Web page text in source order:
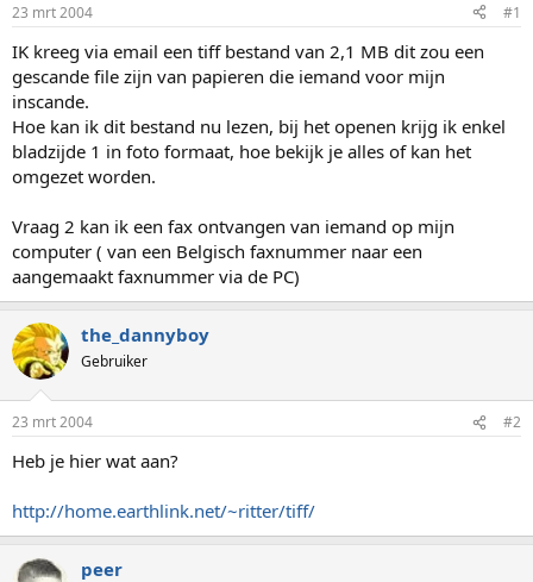
s
t
a
r
t
e
r
m
23 mrt 2004 #1
IK kreeg via email een tiff bestand van 2,1 MB dit zou een
gescande file zijn van papieren die iemand voor mijn
inscande.
Hoe kan ik dit bestand nu lezen, bij het openen krijg ik enkel
bladzijde 1 in foto formaat, hoe bekijk je alles of kan het
omgezet worden.
Vraag 2 kan ik een fax ontvangen van iemand op mijn
computer ( van een Belgisch faxnummer naar een
aangemaakt faxnummer via de PC)
the_dannyboy
Gebruiker
23 mrt 2004 #2
Heb je hier wat aan?
http://home.earthlink.net/~ritter/tiff/
peer